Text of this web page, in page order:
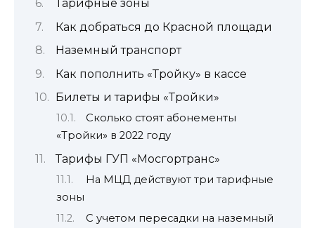
Тарифные зоны
Как добраться до Красной площади
Наземный транспорт
Как пополнить «Тройку» в кассе
Билеты и тарифы «Тройки»
Сколько стоят абонементы
«Тройки» в 2022 году
Тарифы ГУП «Мосгортранс»
На МЦД действуют три тарифные
зоны
С учетом пересадки на наземный